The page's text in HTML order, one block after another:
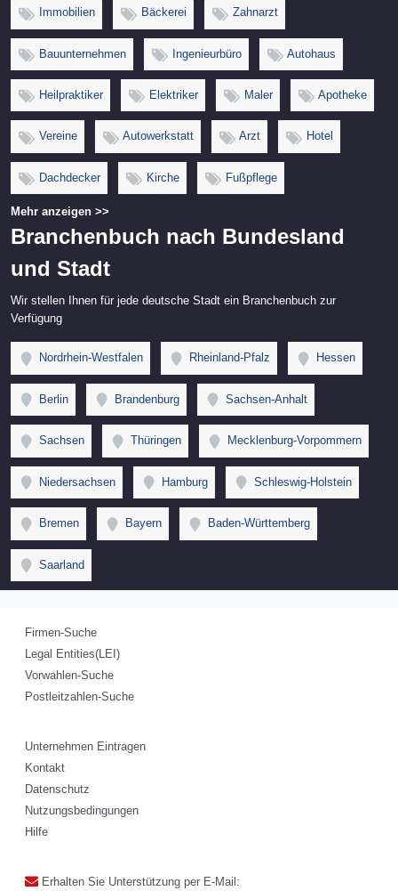
Immobilien Bäckerei Zahnarzt
Bauunternehmen Ingenieurbüro Autohaus
Heilpraktiker Elektriker Maler Apotheke
Vereine Autowerkstatt Arzt Hotel
Dachdecker Kirche Fußpflege
Mehr anzeigen >>
Branchenbuch nach Bundesland
und Stadt
Wir stellen Ihnen für jede deutsche Stadt ein Branchenbuch zur
Verfügung
Nordrhein-Westfalen Rheinland-Pfalz Hessen
Berlin Brandenburg Sachsen-Anhalt
Sachsen Thüringen Mecklenburg-Vorpommern
Niedersachsen Hamburg Schleswig-Holstein
Bremen Bayern Baden-Württemberg
Saarland
Firmen-Suche
Legal Entities(LEI)
Vorwahlen-Suche
Postleitzahlen-Suche
Unternehmen Eintragen
Kontakt
Datenschutz
Nutzungsbedingungen
Hilfe
Erhalten Sie Unterstützung per E-Mail: